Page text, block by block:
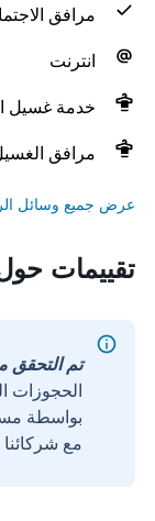
مرافق
انترنت
خدمة غسيل
مرافق
عرض جميع وسائل
تقييمات
تم التحقق منه
الحجوزات
مع شركائنا